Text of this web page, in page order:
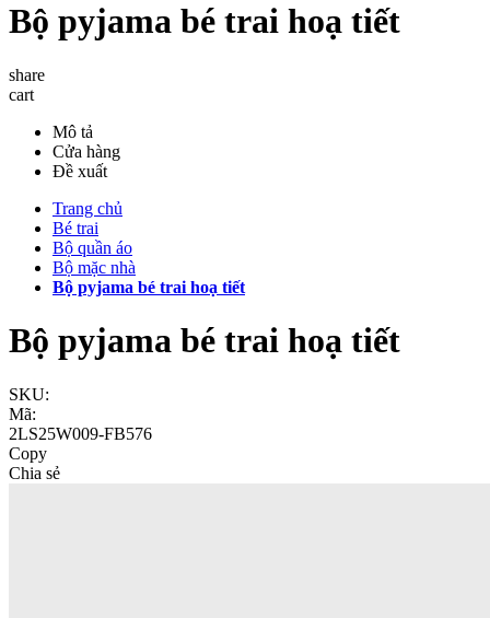
Bộ pyjama bé trai hoạ tiết
share
cart
Mô tả
Cửa hàng
Đề xuất
Trang chủ
Bé trai
Bộ quần áo
Bộ mặc nhà
Bộ pyjama bé trai hoạ tiết
Bộ pyjama bé trai hoạ tiết
SKU:
Mã:
2LS25W009-FB576
Copy
Chia sẻ